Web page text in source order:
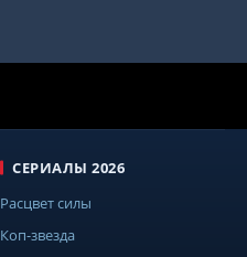
СЕРИАЛЫ 2026
Расцвет силы
Коп-звезда